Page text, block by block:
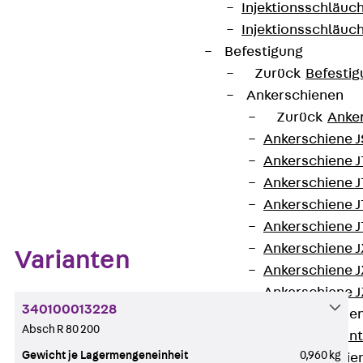
Befestigung
Zurück
Ankerschienen
Zurück
Ankerschiene
Ankerschiene
Ankerschiene
Ankerschiene
Ankerschiene
Ankerschiene
Ankerschiene
Ankerschiene
Varianten
340100013228
Absch R 80 200
Gewicht je Lagermengeneinheit 0,960 kg